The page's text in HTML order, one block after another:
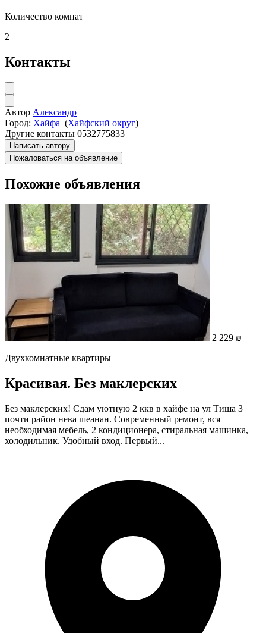
Количество комнат
2
Контакты
Автор Александр
Город: Хайфа (Хайфский округ)
Другие контакты 0532775833
Написать автору
Пожаловаться на объявление
Похожие объявления
2 229 ₪
Двухкомнатные квартиры
Красивая. Без маклерских
Без маклерских! Сдам уютную 2 ккв в хайфе на ул Тиша 3
почти район нева шеанан. Современный ремонт, вся
необходимая мебель, 2 кондиционера, стиральная машинка,
холодильник. Удобный вход. Первый...